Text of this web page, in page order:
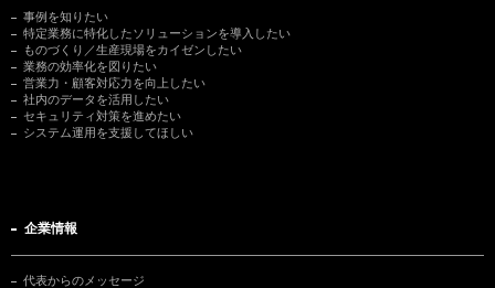
事例を知りたい
特定業務に特化したソリューションを導入したい
ものづくり／生産現場をカイゼンしたい
業務の効率化を図りたい
営業力・顧客対応力を向上したい
社内のデータを活用したい
セキュリティ対策を進めたい
システム運用を支援してほしい
企業情報
代表からのメッセージ